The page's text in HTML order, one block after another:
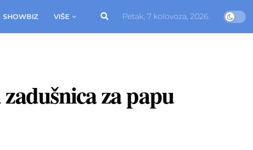
SHOWBIZ VIŠE Petak, 7 kolovoza, 2026.
za papu